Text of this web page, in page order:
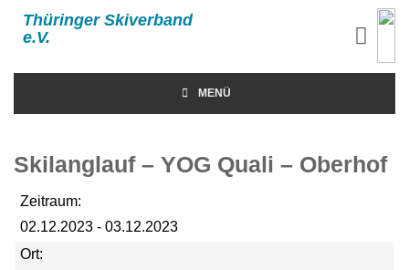
Thüringer Skiverband
e.V.
MENÜ
Skilanglauf – YOG Quali – Oberhof
Zeitraum:
02.12.2023 - 03.12.2023
Ort: